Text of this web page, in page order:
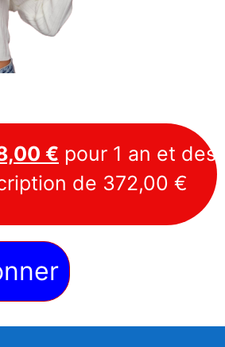
€ pour 1 an et des
de 372,00 €